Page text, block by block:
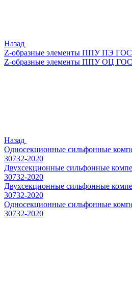
Назад
Z-образные элементы ППУ ПЭ
Z-образные элементы ППУ ОЦ
Назад
Односекционные сильфонные
30732-2020
Двухсекционные сильфонные
30732-2020
Двухсекционные сильфонные
30732-2020
Односекционные сильфонные
30732-2020